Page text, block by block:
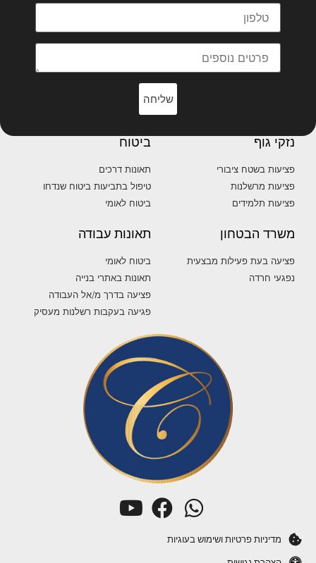
שליחה
נזקי גוף
פציעות בשטח ציבורי
פציעות מרשלנות
פציעות תלמידים
ביטוח
תאונות דרכים
טיפול בתביעות ביטוח שנדחו
ביטוח לאומי
משרד הבטחון
פציעה בעת פעילות מבצעית
נפגעי חרדה
תאונות עבודה
ביטוח לאומי
תאונות באתרי בנייה
פציעה בדרך מ/אל העבודה
פגיעה בעקבות רשלנות מעסיק
מדיניות פרטיות ושימוש בעוגיות